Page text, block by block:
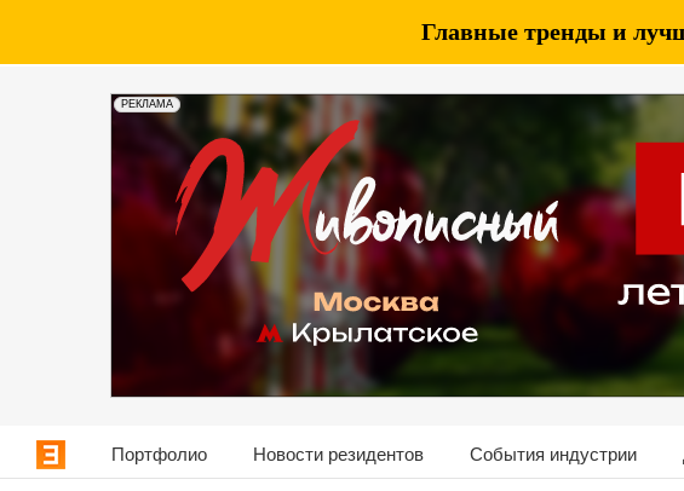
РЕКЛАМА
Главные тренды и
Портфолио Новости резидентов События индустрии